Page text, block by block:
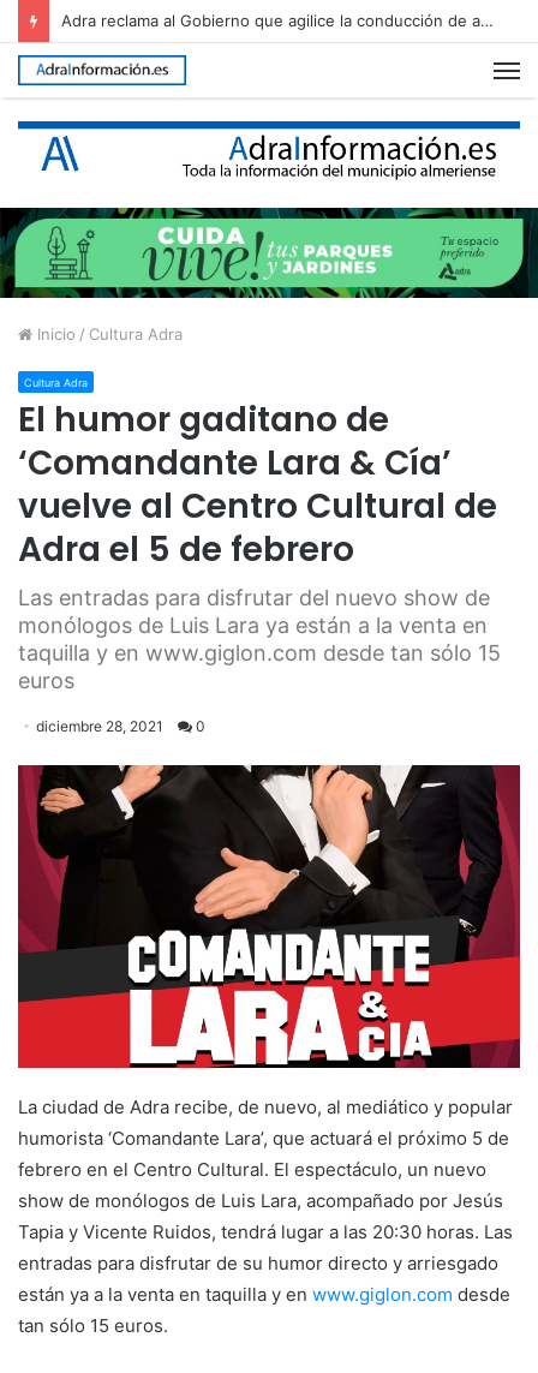
Adra ultima el dispositivo para recibir una nueva edición de The Juergas Rock Festival
Inicio / Cultura Adra
Cultura Adra
El humor gaditano de
‘Comandante Lara & Cía’
vuelve al Centro Cultural de
Adra el 5 de febrero
Las entradas para disfrutar del nuevo show de
monólogos de Luis Lara ya están a la venta en
taquilla y en www.giglon.com desde tan sólo 15
euros
diciembre 28, 2021 0
La ciudad de Adra recibe, de nuevo, al mediático y popular
humorista ‘Comandante Lara’, que actuará el próximo 5 de
febrero en el Centro Cultural. El espectáculo, un nuevo
show de monólogos de Luis Lara, acompañado por Jesús
Tapia y Vicente Ruidos, tendrá lugar a las 20:30 horas. Las
entradas para disfrutar de su humor directo y arriesgado
están ya a la venta en taquilla y en www.giglon.com desde
tan sólo 15 euros.